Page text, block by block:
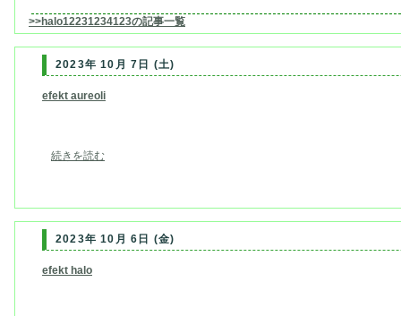
>>halo12231234123の記事一覧
2023年 10月 7日 (土)
efekt aureoli
続きを読む
2023年 10月 6日 (金)
efekt halo